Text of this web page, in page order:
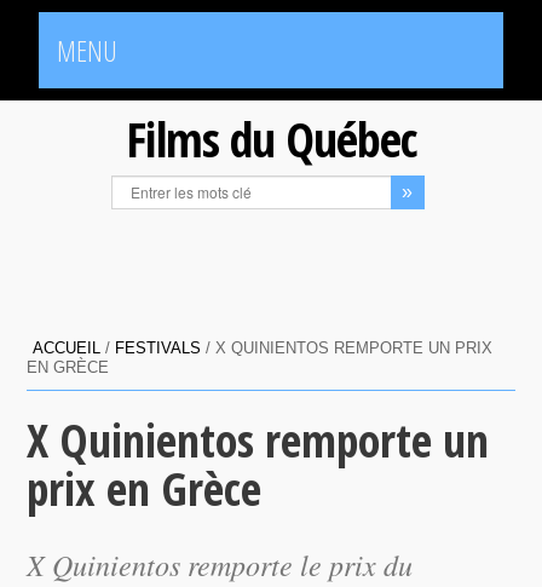
MENU
Films du Québec
ACCUEIL / FESTIVALS /X QUINIENTOS REMPORTE UN PRIX
EN GRÈCE
X Quinientos remporte un
prix en Grèce
X Quinientos remporte le prix du